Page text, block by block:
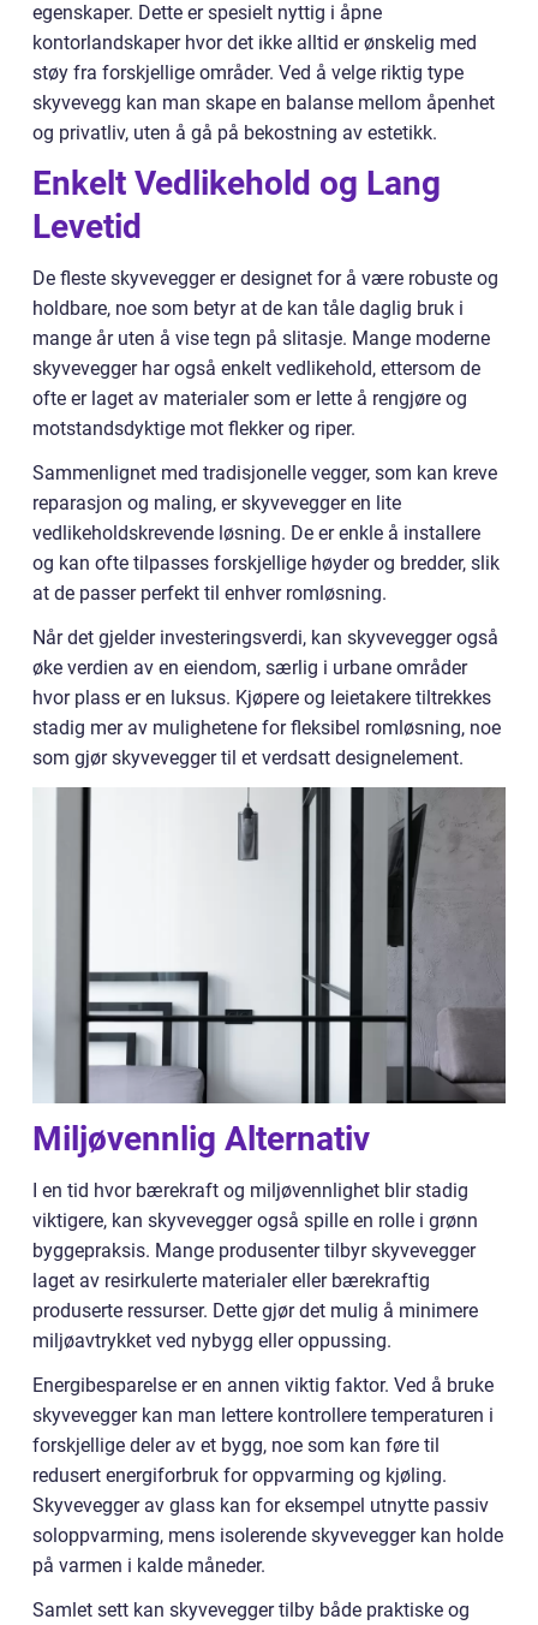
egenskaper. Dette er spesielt nyttig i åpne
kontorlandskaper hvor det ikke alltid er ønskelig med
støy fra forskjellige områder. Ved å velge riktig type
skyvevegg kan man skape en balanse mellom åpenhet
og privatliv, uten å gå på bekostning av estetikk.
Enkelt Vedlikehold og Lang
Levetid
De fleste skyvevegger er designet for å være robuste og
holdbare, noe som betyr at de kan tåle daglig bruk i
mange år uten å vise tegn på slitasje. Mange moderne
skyvevegger har også enkelt vedlikehold, ettersom de
ofte er laget av materialer som er lette å rengjøre og
motstandsdyktige mot flekker og riper.
Sammenlignet med tradisjonelle vegger, som kan kreve
reparasjon og maling, er skyvevegger en lite
vedlikeholdskrevende løsning. De er enkle å installere
og kan ofte tilpasses forskjellige høyder og bredder, slik
at de passer perfekt til enhver romløsning.
Når det gjelder investeringsverdi, kan skyvevegger også
øke verdien av en eiendom, særlig i urbane områder
hvor plass er en luksus. Kjøpere og leietakere tiltrekkes
stadig mer av mulighetene for fleksibel romløsning, noe
som gjør skyvevegger til et verdsatt designelement.
Miljøvennlig Alternativ
I en tid hvor bærekraft og miljøvennlighet blir stadig
viktigere, kan skyvevegger også spille en rolle i grønn
byggepraksis. Mange produsenter tilbyr skyvevegger
laget av resirkulerte materialer eller bærekraftig
produserte ressurser. Dette gjør det mulig å minimere
miljøavtrykket ved nybygg eller oppussing.
Energibesparelse er en annen viktig faktor. Ved å bruke
skyvevegger kan man lettere kontrollere temperaturen i
forskjellige deler av et bygg, noe som kan føre til
redusert energiforbruk for oppvarming og kjøling.
Skyvevegger av glass kan for eksempel utnytte passiv
soloppvarming, mens isolerende skyvevegger kan holde
på varmen i kalde måneder.
Samlet sett kan skyvevegger tilby både praktiske og